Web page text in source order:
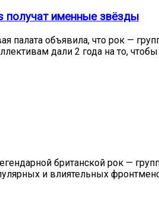
получат именные звёзды
палата объявила, что рок —
дали 2 года на то,
британской рок —
и влиятельных